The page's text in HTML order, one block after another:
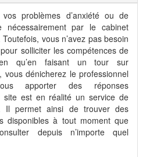
problèmes d’anxiété ou de
nécessairement par le cabinet
vous n’avez pas besoin
solliciter les compétences de
qu’en faisant un tour sur
vous dénicherez le professionnel
apporter des réponses
site est en réalité un service de
Il permet ainsi de trouver des
disponibles à tout moment que
depuis n’importe quel